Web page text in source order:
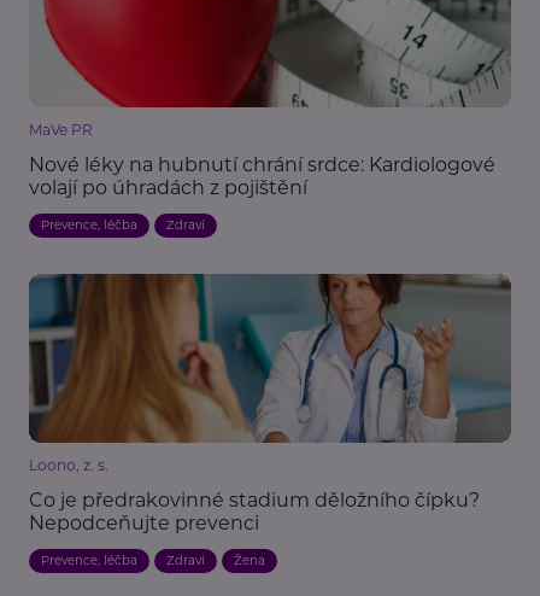
MaVe PR
Nové léky na hubnutí chrání srdce: Kardiologové
volají po úhradách z pojištění
Prevence, léčba Zdraví
Loono, z. s.
Co je předrakovinné stadium děložního čípku?
Nepodceňujte prevenci
Prevence, léčba Zdraví Žena